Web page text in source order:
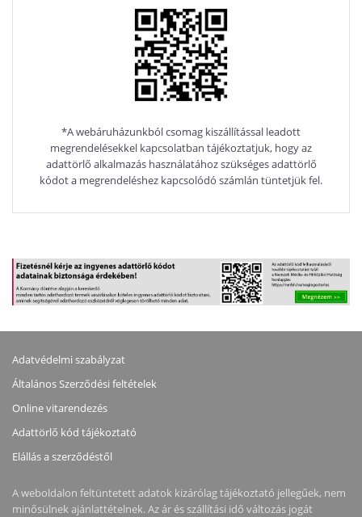
*A webáruházunkból csomag kiszállítással leadott
megrendelésekkel kapcsolatban tájékoztatjuk, hogy az
adattörlő alkalmazás használatához szükséges adattörlő
kódot a megrendeléshez kapcsolódó számlán tüntetjük fel.
Adatvédelmi szabályzat
Általános Szerződési feltételek
Online vitarendezés
Adattörlő kód tájékoztató
Elállás a szerződéstől
A weboldalon feltüntetett adatok kizárólag tájékoztató jellegűek, nem
minősülnek ajánlattételnek. Az ár és szállítási idő változás jogát